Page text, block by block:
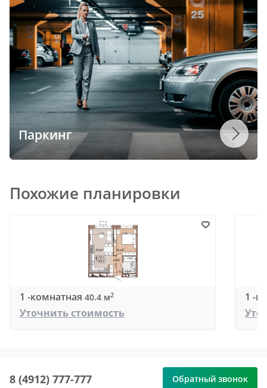
Паркинг
Похожие планировки
1 -комнатная 40.4 м2
Уточнить стоимость
1 -
8 (4912) 777-777 Обратный звонок